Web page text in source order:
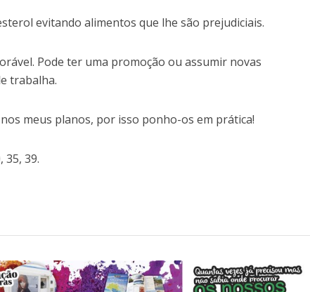
evitando alimentos que lhe são prejudiciais.
Pode ter uma promoção ou assumir novas
trabalha.
meus planos, por isso ponho-os em prática!
35, 39.